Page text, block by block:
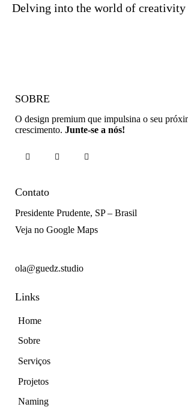
Delving into the world of creativity
SOBRE
O design premium que impulsina o seu
crescimento. Junte-se a nós!
Contato
Presidente Prudente, SP – Brasil
Veja no Google Maps
ola@guedz.studio
Links
Home
Sobre
Serviços
Projetos
Naming